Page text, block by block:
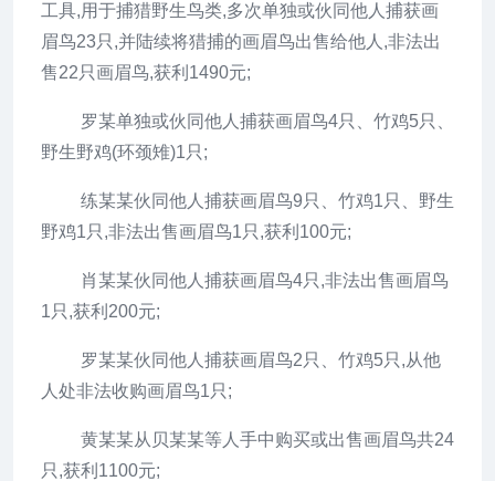
工具,用于捕猎野生鸟类,多次单独或伙同他人捕获画
眉鸟23只,并陆续将猎捕的画眉鸟出售给他人,非法出
售22只画眉鸟,获利1490元;
罗某单独或伙同他人捕获画眉鸟4只、竹鸡5只、
野生野鸡(环颈雉)1只;
练某某伙同他人捕获画眉鸟9只、竹鸡1只、野生
野鸡1只,非法出售画眉鸟1只,获利100元;
肖某某伙同他人捕获画眉鸟4只,非法出售画眉鸟
1只,获利200元;
罗某某伙同他人捕获画眉鸟2只、竹鸡5只,从他
人处非法收购画眉鸟1只;
黄某某从贝某某等人手中购买或出售画眉鸟共24
只,获利1100元;